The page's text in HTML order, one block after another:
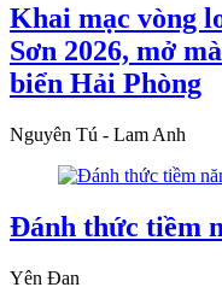
Khai mạc vòng
Sơn 2026, mở
biển Hải Phòng
Nguyên Tú - Lam Anh
Đánh thức tiềm
Yên Đan